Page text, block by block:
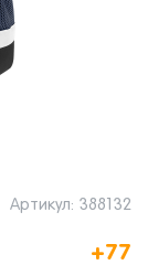
Артикул: 388132
+77